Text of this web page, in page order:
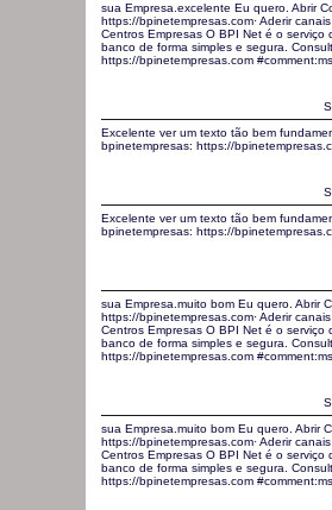
sua Empresa.excelente Eu quero. Abrir
https://bpinetempresas.com· Aderir
Centros Empresas O BPI Net é o
banco de forma simples e segura.
https://bpinetempresas.com
Excelente ver um texto tão bem
bpinetempresas: https://
Excelente ver um texto tão bem
bpinetempresas: https://
sua Empresa.muito bom Eu quero. Abrir
https://bpinetempresas.com· Aderir
Centros Empresas O BPI Net é o
banco de forma simples e segura.
https://bpinetempresas.com
sua Empresa.muito bom Eu quero. Abrir
https://bpinetempresas.com· Aderir
Centros Empresas O BPI Net é o
banco de forma simples e segura.
https://bpinetempresas.com